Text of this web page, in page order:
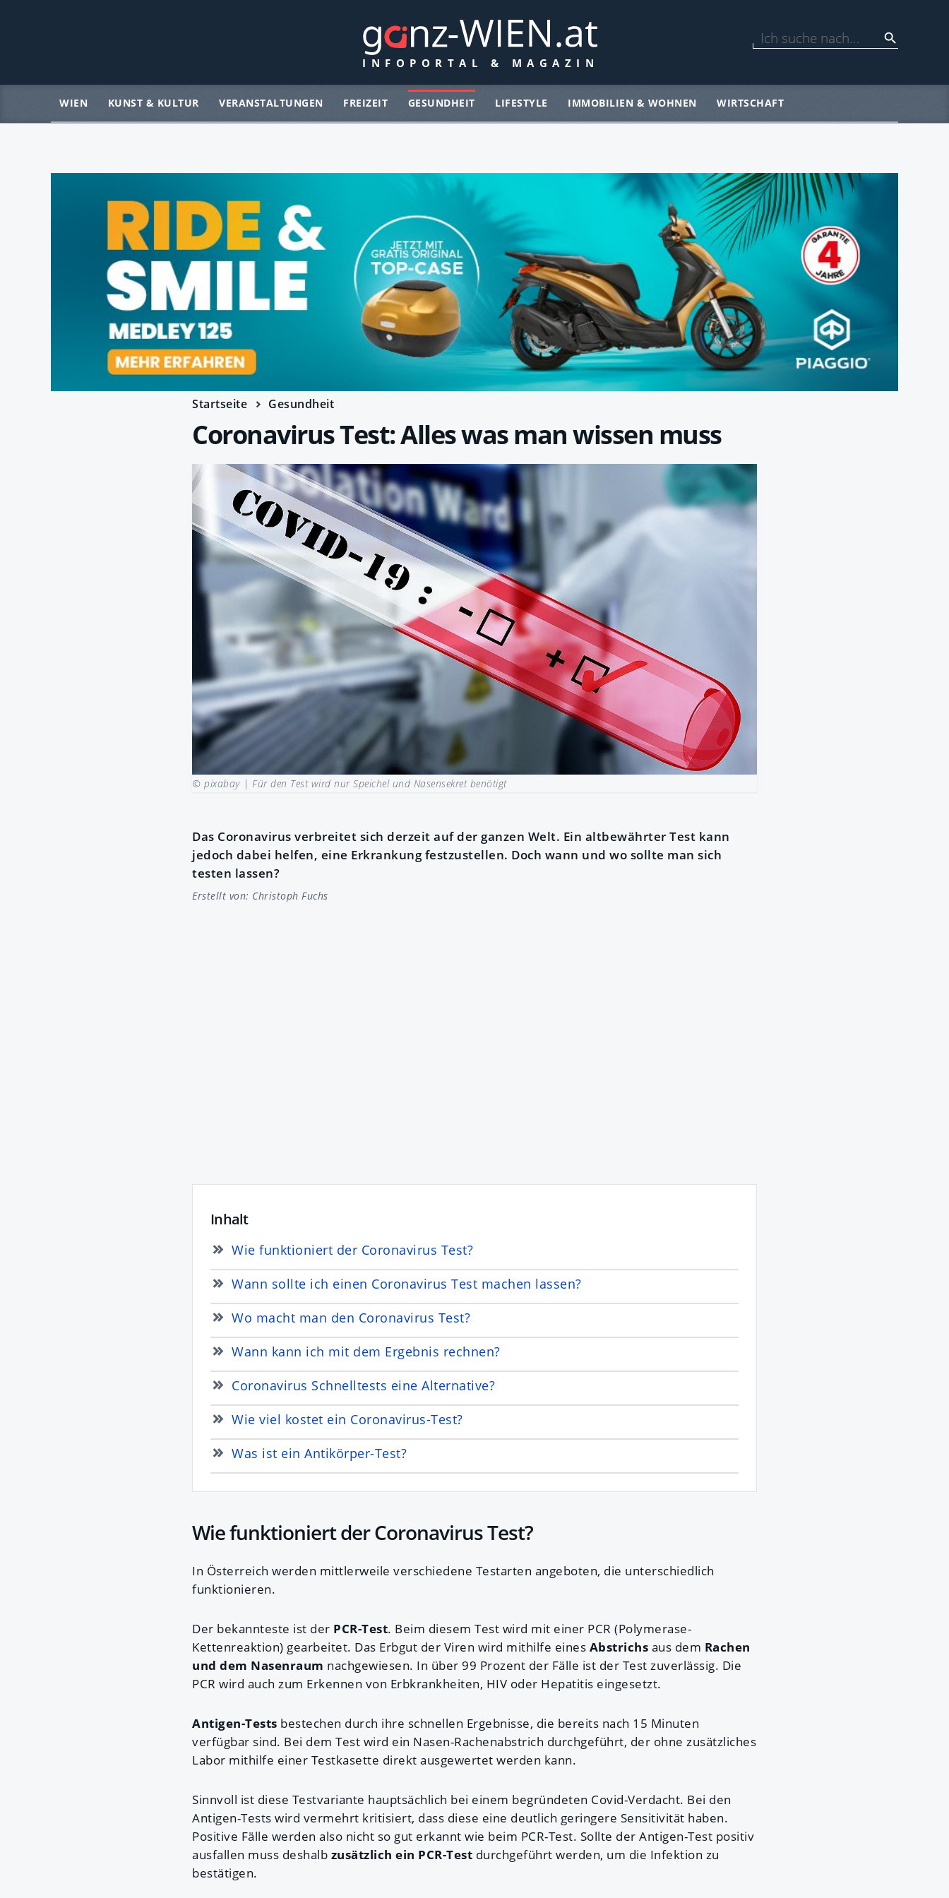
WIEN KUNST & KULTUR VERANSTALTUNGEN FREIZEIT GESUNDHEIT LIFESTYLE IMMOBILIEN & WOHNEN WIRTSCHAFT
Startseite Gesundheit
Coronavirus Test: Alles was man wissen muss
© pixabay | Für den Test wird nur Speichel und Nasensekret benötigt
Das Coronavirus verbreitet sich derzeit auf der ganzen Welt. Ein altbewährter Test kann
jedoch dabei helfen, eine Erkrankung festzustellen. Doch wann und wo sollte man sich
testen lassen?
Erstellt von: Christoph Fuchs
Inhalt
Wie funktioniert der Coronavirus Test?
Wann sollte ich einen Coronavirus Test machen lassen?
Wo macht man den Coronavirus Test?
Wann kann ich mit dem Ergebnis rechnen?
Coronavirus Schnelltests eine Alternative?
Wie viel kostet ein Coronavirus-Test?
Was ist ein Antikörper-Test?
Wie funktioniert der Coronavirus Test?
In Österreich werden mittlerweile verschiedene Testarten angeboten, die unterschiedlich
funktionieren.
Der bekannteste ist der PCR-Test. Beim diesem Test wird mit einer PCR (Polymerase-
Kettenreaktion) gearbeitet. Das Erbgut der Viren wird mithilfe eines Abstrichs aus dem Rachen
und dem Nasenraum nachgewiesen. In über 99 Prozent der Fälle ist der Test zuverlässig. Die
PCR wird auch zum Erkennen von Erbkrankheiten, HIV oder Hepatitis eingesetzt.
Antigen-Tests bestechen durch ihre schnellen Ergebnisse, die bereits nach 15 Minuten
verfügbar sind. Bei dem Test wird ein Nasen-Rachenabstrich durchgeführt, der ohne zusätzliches
Labor mithilfe einer Testkasette direkt ausgewertet werden kann.
Sinnvoll ist diese Testvariante hauptsächlich bei einem begründeten Covid-Verdacht. Bei den
Antigen-Tests wird vermehrt kritisiert, dass diese eine deutlich geringere Sensitivität haben.
Positive Fälle werden also nicht so gut erkannt wie beim PCR-Test. Sollte der Antigen-Test positiv
ausfallen muss deshalb zusätzlich ein PCR-Test durchgeführt werden, um die Infektion zu
bestätigen.